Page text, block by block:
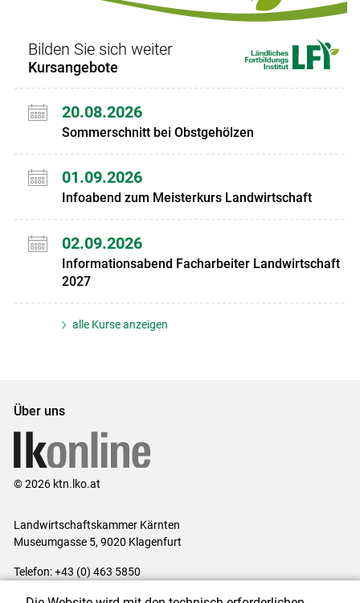
Bilden Sie sich weiter
Kursangebote
20.08.2026
Sommerschnitt bei Obstgehölzen
01.09.2026
Infoabend zum Meisterkurs Landwirtschaft
02.09.2026
Informationsabend Facharbeiter Landwirtschaft
2027
alle Kurse anzeigen
Über uns
© 2026 ktn.lko.at
Landwirtschaftskammer Kärnten
Museumgasse 5, 9020 Klagenfurt
Telefon: +43 (0) 463 5850